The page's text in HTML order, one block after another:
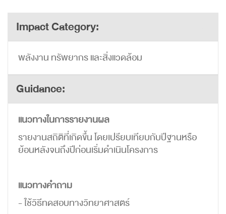
Impact Category:
พลังงาน ทรัพยากร และสิ่งแวดล้อม
Guidance:
แนวทางในการรายงานผล
รายงานสถิติที่เกิดขึ้น โดยเปรียบเทียบกับปีฐานหรือ
ย้อนหลังจนถึงปีก่อนเริ่มดำเนินโครงการ
แนวทางคำถาม
- ใช้วิธีทดสอบทางวิทยาศาสตร์